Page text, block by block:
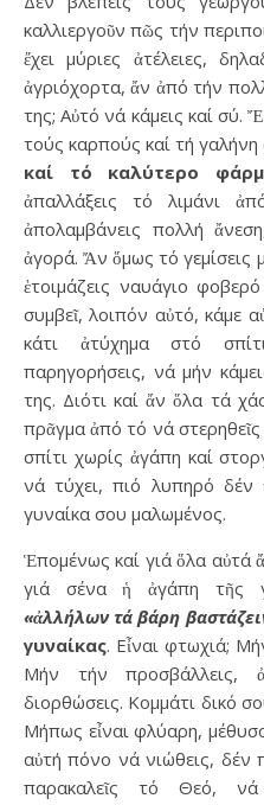
καλλιεργοῦν πῶς τήν
ἔχει μύριες ἀτέλειες,
ἀγριόχορτα, ἄν ἀπό τήν
της; Αὐτό νά κάμεις καί σύ.
τούς καρπούς καί τή γαλήνη
καί τό καλύτερο
ἀπαλλάξεις τό λιμάνι
ἀπολαμβάνεις πολλή
ἀγορά. Ἄν ὅμως τό γεμίσεις
ἑτοιμάζεις ναυάγιο
συμβεῖ, λοιπόν αὐτό, κάμε
κάτι ἀτύχημα στό
παρηγορήσεις, νά μήν
της. Διότι καί ἄν ὅλα τά
πρᾶγμα ἀπό τό νά
σπίτι χωρίς ἀγάπη καί
νά τύχει, πιό λυπηρό δέν
γυναίκα σου μαλωμένος.
Ἑπομένως καί γιά ὅλα αὐτά
γιά σένα ἡ ἀγάπη τῆς
«ἀλλήλων τά βάρη
γυναίκας. Εἶναι φτωχιά;
Μήν τήν προσβάλλεις,
διορθώσεις. Κομμάτι δικό
Μήπως εἶναι φλύαρη,
αὐτή πόνο νά νιώθεις, δέν
παρακαλεῖς τό Θεό,